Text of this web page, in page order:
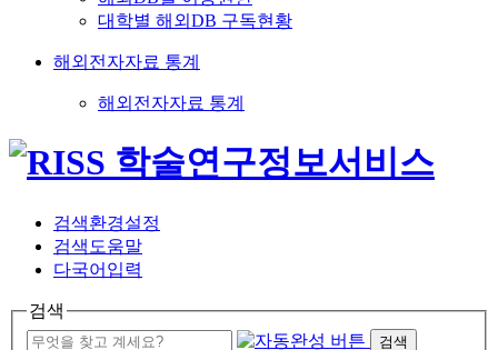
대학별 해외DB 구독현황
해외전자자료 통계
해외전자자료 통계
검색환경설정
검색도움말
다국어입력
검색
검색